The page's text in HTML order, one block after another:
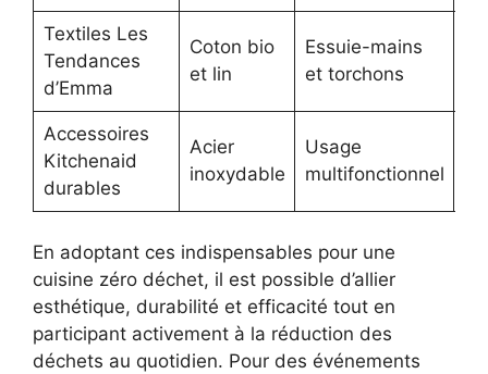
Textiles Les
Tendances
d’Emma
Coton bio
et lin
Essuie-mains
et torchons
Accessoires
Kitchenaid
durables
Acier
inoxydable
Usage
multifonctionnel
En adoptant ces indispensables pour une
cuisine zéro déchet, il est possible d’allier
esthétique, durabilité et efficacité tout en
participant activement à la réduction des
déchets au quotidien. Pour des événements